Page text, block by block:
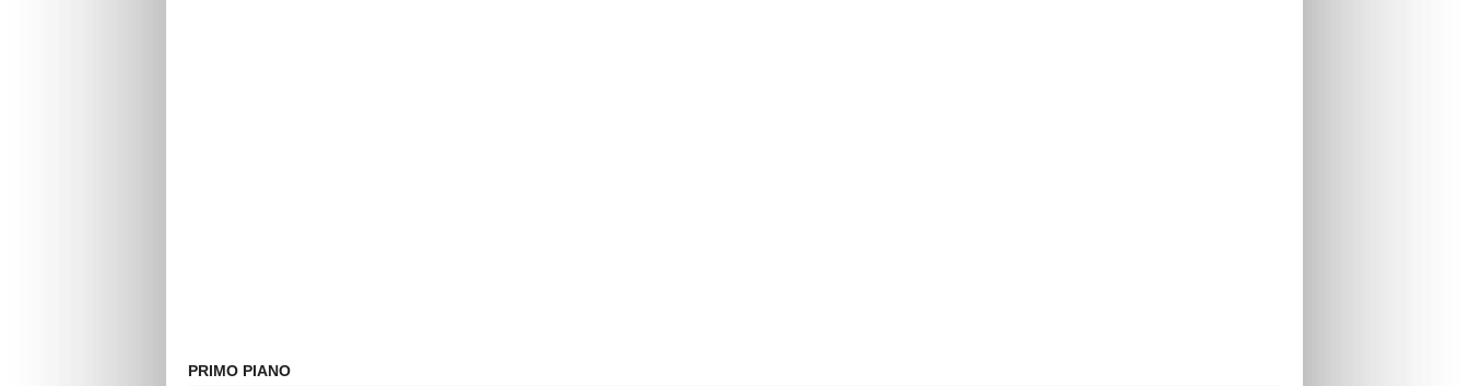
PRIMO PIANO